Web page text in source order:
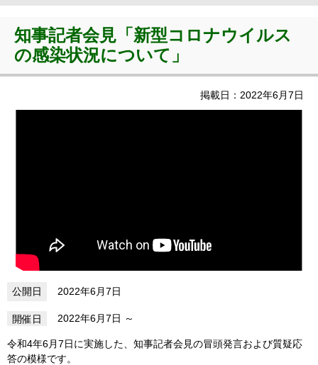
知事記者会見「新型コロナウイルス
の感染状況について」
掲載日：2022年6月7日
2022年6月7日
2022年6月7日
令和4年6月7日に実施した、知事記者会見の冒頭発言および質疑応
答の模様です。